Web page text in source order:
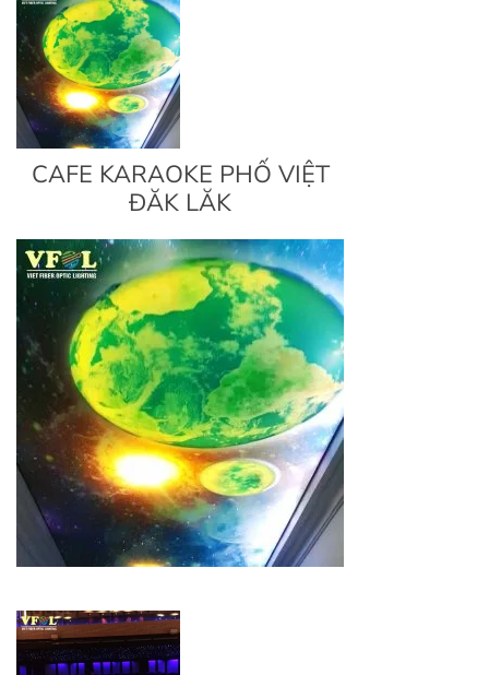
CAFE KARAOKE PHỐ VIỆT
ĐĂK LĂK